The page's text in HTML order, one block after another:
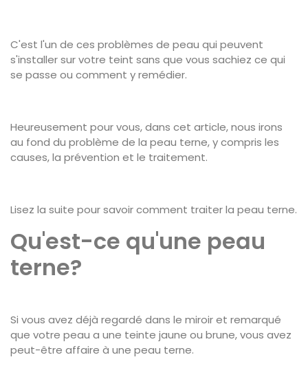
C'est l'un de ces problèmes de peau qui peuvent
s'installer sur votre teint sans que vous sachiez ce qui
se passe ou comment y remédier.
Heureusement pour vous, dans cet article, nous irons
au fond du problème de la peau terne, y compris les
causes, la prévention et le traitement.
Lisez la suite pour savoir comment traiter la peau terne.
Qu'est-ce qu'une peau
terne?
Si vous avez déjà regardé dans le miroir et remarqué
que votre peau a une teinte jaune ou brune, vous avez
peut-être affaire à une peau terne.